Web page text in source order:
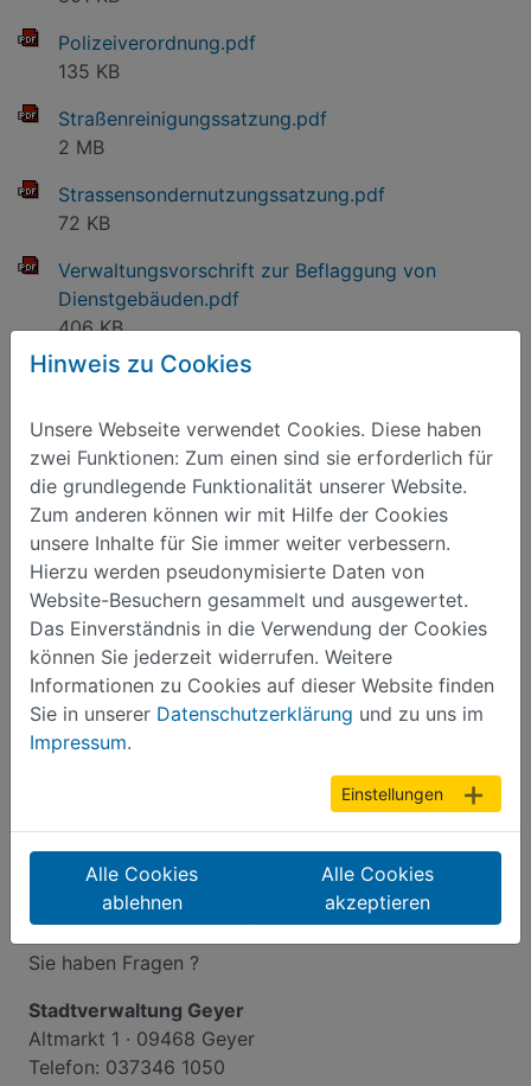
Polizeiverordnung.pdf
135 KB
Straßenreinigungssatzung.pdf
2 MB
Strassensondernutzungssatzung.pdf
72 KB
Verwaltungsvorschrift zur Beflaggung von
Dienstgebäuden.pdf
406 KB
Verwaltungsvorschrift zur Erhebung von Gebühren
135 KB
Verwaltungsvorschrift zur Plakatierung und
Nutzung auf Werbeträgern.pdf
210 KB
Wappensatzung.pdf
617 KB
Zum Lesen dieser Dokumente benötigen Sie den
Adobe Reader.
Die aktuelle Version können Sie hier downloaden:
get.adobe.com/reader
Sie haben Fragen ?
Stadtverwaltung Geyer
Altmarkt 1 · 09468 Geyer
Telefon: 037346 1050
Hinweis zu Cookies
Unsere Webseite verwendet Cookies. Diese haben
zwei Funktionen: Zum einen sind sie erforderlich für
die grundlegende Funktionalität unserer Website.
Zum anderen können wir mit Hilfe der Cookies
unsere Inhalte für Sie immer weiter verbessern.
Hierzu werden pseudonymisierte Daten von
Website-Besuchern gesammelt und ausgewertet.
Das Einverständnis in die Verwendung der Cookies
können Sie jederzeit widerrufen. Weitere
Informationen zu Cookies auf dieser Website finden
Sie in unserer Datenschutzerklärung und zu uns im
Impressum.
Einstellungen
Alle Cookies
ablehnen
Alle Cookies
akzeptieren